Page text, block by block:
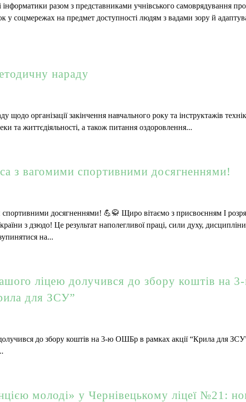
інформатики разом з представниками учнівського самоврядування
у соцмережах на предмет доступності людям з вадами зору й
нараду
організації закінчення навчального року та інструктажів
та життєдіяльності, а також питання оздоровлення...
з вагомими спортивними досягненнями!
досягненнями! 💪🥋 Щиро вітаємо з присвоєнням І
з дзюдо! Це результат наполегливої праці, сили духу,
на...
ліцею долучився до збору коштів на
для ЗСУ”
до збору коштів на 3-ю ОШБр в рамках акції “Крила для
молоді» у Чернівецькому ліцеї №21: